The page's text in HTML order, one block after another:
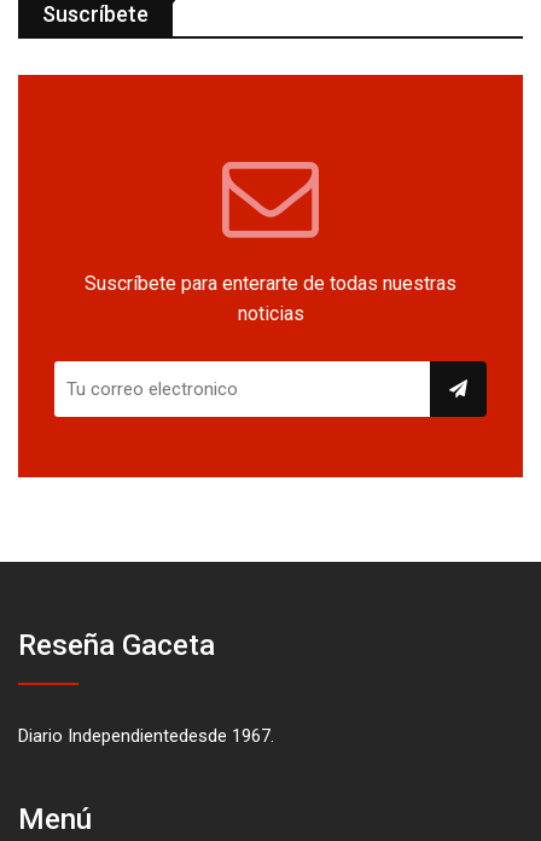
Suscríbete
Suscríbete para enterarte de todas nuestras
noticias
Reseña Gaceta
Diario Independientedesde 1967.
Menú